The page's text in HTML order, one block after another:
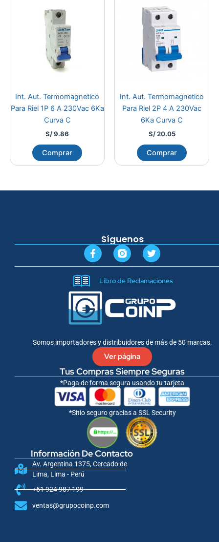
Int. Aut. Termomagnetico
Para Riel 1P 6 A 230Vac 6Ka
Curva C
S/9.86
Comprar
Int. Aut. Termomagnetico
Para Riel 2P 4 A 230Vac
6Ka Curva C
S/20.05
Comprar
Somos importadores y distribuidores de más de 50 marcas.
Ver página
Tus Compras Siempre Seguras
*Paga de forma segura usando tu tarjeta
*Sitio seguro gracias a SSL Security
Información De Contacto
Av. Argentina 1375, Cercado de
Lima, Lima - Perú
+51 924 987 199
ventas@grupocoinp.com
Síguenos
F
a
c
o
o
k
-
f
T
w
i
t
r
Libro de Reclamaciones